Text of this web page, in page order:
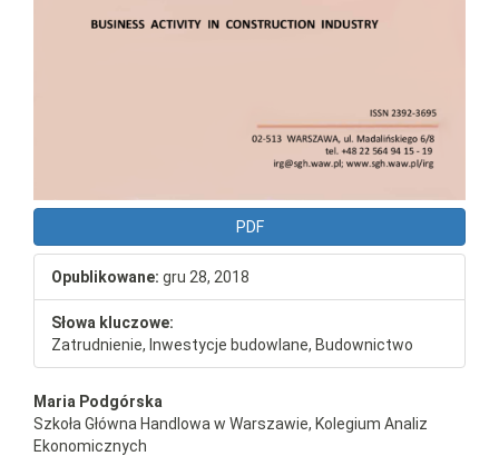
PDF
Opublikowane: gru 28, 2018
Słowa kluczowe:
Zatrudnienie, Inwestycje budowlane, Budownictwo
Maria Podgórska
Szkoła Główna Handlowa w Warszawie, Kolegium Analiz
Ekonomicznych